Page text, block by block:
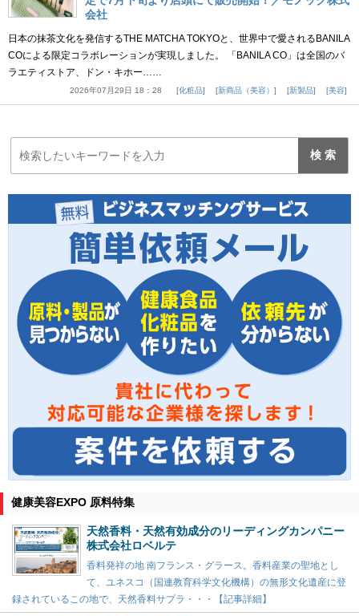
会社
日本の抹茶文化を発信するTHE MATCHA TOKYOと、世界中で愛されるBANILA
COによる限定コラボレーションが実現しました。 「BANILA CO」は全国のバ
ラエティストア、ドン・キホー……
2026年07月29日 18：28 化粧品 新商品（美容） 新製品 美容
健康美容EXPO 原料特集
天然香料・天然有効成分のリーディングカンパニー
株式会社ロベルテ
香料発祥の地 南フランス・グラース。香料産業の聖地とし
て、ユネスコ（国連教育科学文化機構）の無形文化遺産に登
録されているこの地で、天然香料サプラ・・・【記事詳細】